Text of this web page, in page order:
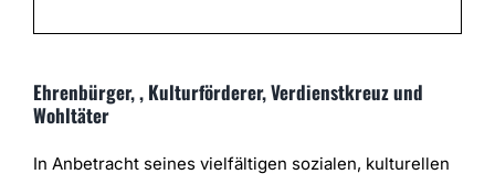
Ehrenbürger, , Kulturförderer, Verdienstkreuz und
Wohltäter
In Anbetracht seines vielfältigen sozialen, kulturellen